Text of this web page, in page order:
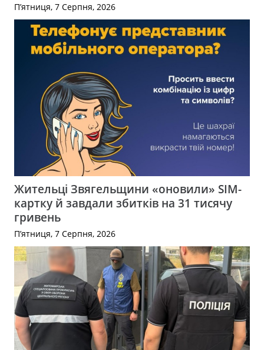
П’ятниця, 7 Серпня, 2026
Жительці Звягельщини «оновили» SIM-
картку й завдали збитків на 31 тисячу
гривень
П’ятниця, 7 Серпня, 2026